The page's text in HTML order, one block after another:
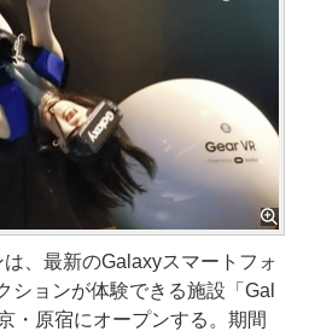
、最新のGalaxyスマートフォ
ションが体験できる施設「Gal
・原宿にオープンする。期間